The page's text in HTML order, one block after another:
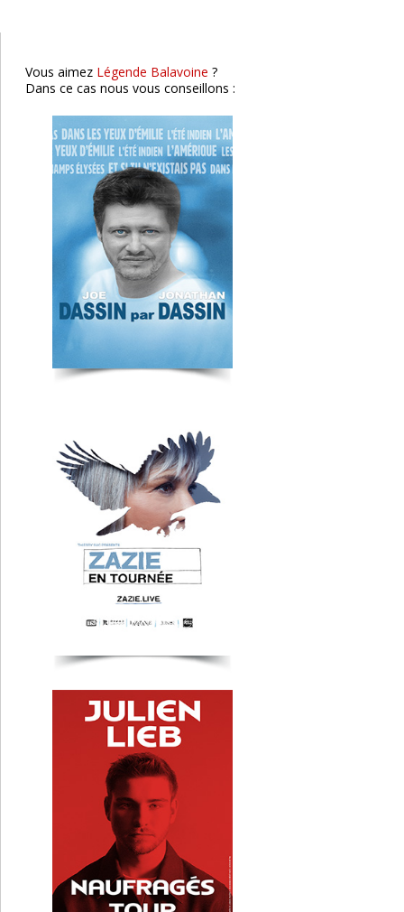
Vous aimez Légende Balavoine ?
Dans ce cas nous vous conseillons :
Zazie
Vichy
Julien Lieb
Clermont-Fd